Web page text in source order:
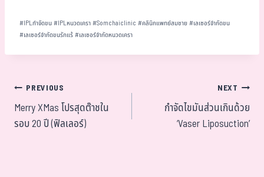
#IPLกำจัดขน#IPLหนวดเครา#Somchaiclinic #คลินิกแพทย์สมชาย #เลเซอร์จำกัดขน
#เลเซอร์จำกัดขนรักแร้#เลเซอร์จำกัดหนวดเครา
PREVIOUS
Merry XMas โปรสุดต๊าชใน
รอบ 20 ปี (ฟิลเลอร์)
NEXT
กำจัดไขมันส่วนเกินด้วย
‘Vaser Liposuction’